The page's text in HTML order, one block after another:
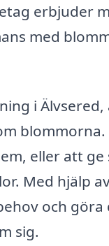
erbjuder
med
i
eller att
Med hjälp
och
sig.